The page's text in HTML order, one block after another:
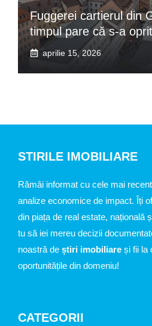
Fuggerei cartierul din
timpul pare că s-a oprit
aprilie 15, 2026
STIRILE IMOBILIARE
Rămâi informat cu cele mai
analize economice de impact. Îți
din piața de real estate, națională
tu să iei mereu decizii
noastră de știri imobiliare și fii la
oportunitățile din domeniu!
CATEGORII